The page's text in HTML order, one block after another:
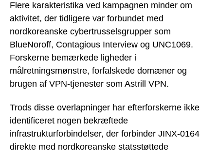
Flere karakteristika ved kampagnen minder om
aktivitet, der tidligere var forbundet med
nordkoreanske cybertrusselsgrupper som
BlueNoroff, Contagious Interview og UNC1069.
Forskerne bemærkede ligheder i
målretningsmønstre, forfalskede domæner og
brugen af VPN-tjenester som Astrill VPN.
Trods disse overlapninger har efterforskerne ikke
identificeret nogen bekræftede
infrastrukturforbindelser, der forbinder JINX-0164
direkte med nordkoreanske statsstøttede